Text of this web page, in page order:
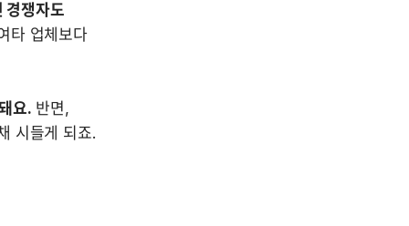
경쟁자도
타 업체보다
요. 반면,
시들게 되죠.